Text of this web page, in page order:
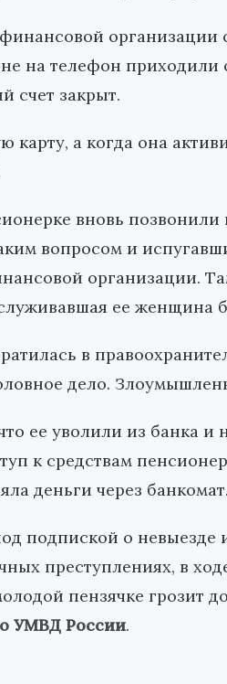
организации
на телефон
счет закрыт.
карту, а когда она
вновь позвонили
вопросом и
организации.
ее женщина
в
дело.
ее уволили из банка и
к средствам
деньги через банкомат.
подпиской о
преступлениях, в
пензячке грозит
УМВД России.